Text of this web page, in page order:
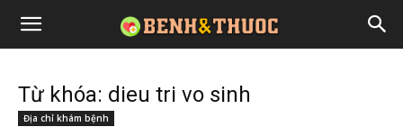
Từ khóa: dieu tri vo sinh
Địa chỉ khám bệnh